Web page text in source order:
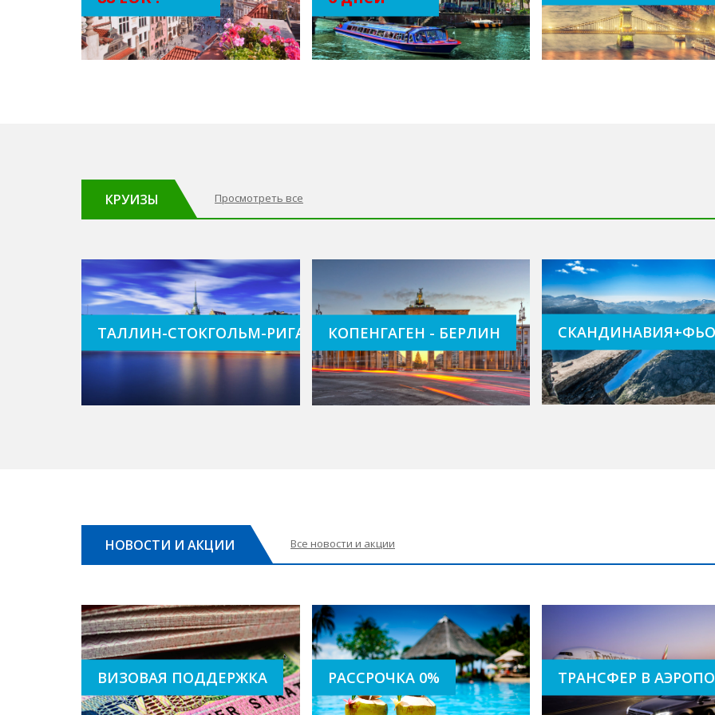
КРУИЗЫ Просмотреть все
Таллин-Стокгольм-Рига КОПЕНГАГЕН - БЕРЛИН
НОВОСТИ И АКЦИИ Все новости и акции
Визовая поддержка рассрочка 0% Трансфер в